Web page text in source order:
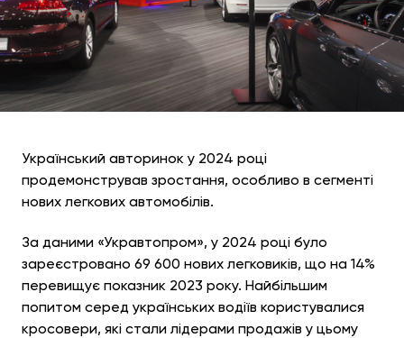
Український авторинок у 2024 році
продемонстрував зростання, особливо в сегменті
нових легкових автомобілів.
За даними «Укравтопром», у 2024 році було
зареєстровано 69 600 нових легковиків, що на 14%
перевищує показник 2023 року. Найбільшим
попитом серед українських водіїв користувалися
кросовери, які стали лідерами продажів у цьому